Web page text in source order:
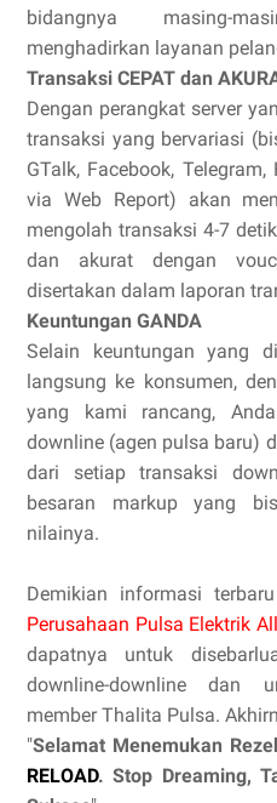
bidangnya masing-
menghadirkan layanan
Transaksi CEPAT dan
Dengan perangkat server
transaksi yang bervariasi
GTalk, Facebook,
via Web Report) akan
mengolah transaksi 4-7
dan akurat dengan
disertakan dalam laporan
Keuntungan GANDA
Selain keuntungan yang
langsung ke konsumen,
yang kami rancang,
downline (agen pulsa baru)
dari setiap transaksi
besaran markup yang
nilainya.
Demikian informasi
Perusahaan Pulsa Elektrik
dapatnya untuk
downline-downline dan
member Thalita Pulsa.
"Selamat Menemukan
RELOAD. Stop Dreaming,